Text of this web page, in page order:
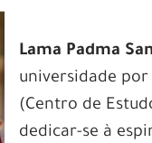
Lama Padma
universidade por
(Centro de
dedicar-se à